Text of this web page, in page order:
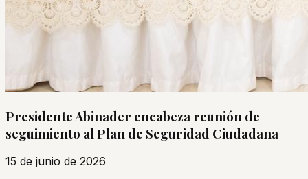
Presidente Abinader encabeza reunión de
seguimiento al Plan de Seguridad Ciudadana
15 de junio de 2026